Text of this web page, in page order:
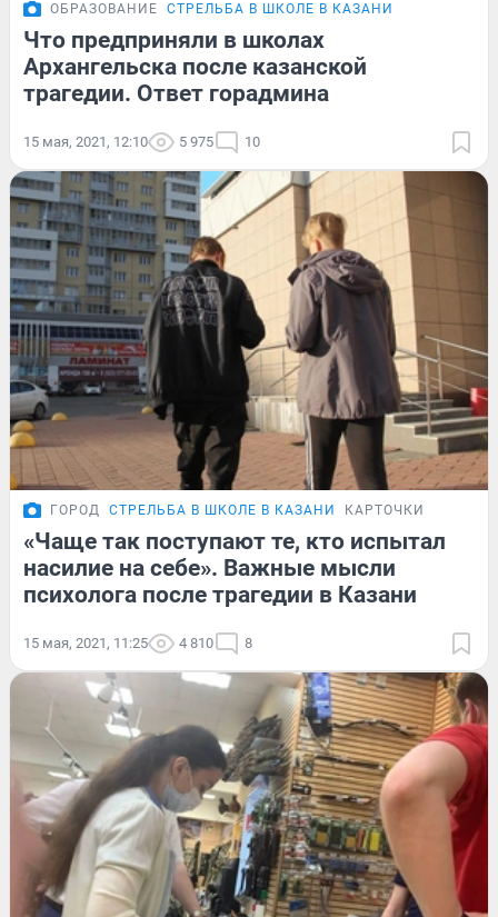
ОБРАЗОВАНИЕ СТРЕЛЬБА В ШКОЛЕ В КАЗАНИ
Что предприняли в школах
Архангельска после казанской
трагедии. Ответ горадмина
15 мая, 2021, 12:10 5 975 10
ГОРОД СТРЕЛЬБА В ШКОЛЕ В КАЗАНИ КАРТОЧКИ
«Чаще так поступают те, кто испытал
насилие на себе». Важные мысли
психолога после трагедии в Казани
15 мая, 2021, 11:25 4 810 8